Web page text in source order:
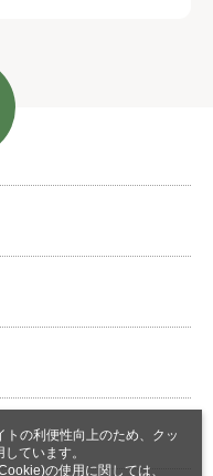
トの利便性向上のため、クッ
ています。
の使用に関しては、